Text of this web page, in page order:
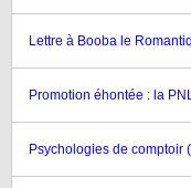
Lettre à Booba le
Promotion éhontée : la
Psychologies de comptoir